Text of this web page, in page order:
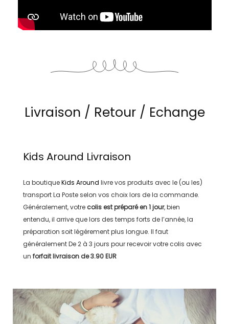
Livraison / Retour / Echange
Kids Around Livraison
La boutiqueKids Around livre vos produits avec le (ou les)
transportLa Posteselon vos choix lors de la commande.
Généralement, votre colis est préparé en1 jour, bien
entendu, il arrive que lors des temps forts de l’année, la
préparation soit légérement plus longue. Il faut
généralementDe 2 à 3 jours pour recevoir votre colis avec
un forfait livraison de3.90 EUR